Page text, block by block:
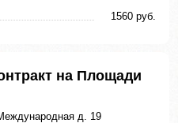
1560 руб.
на Площади
д. 19